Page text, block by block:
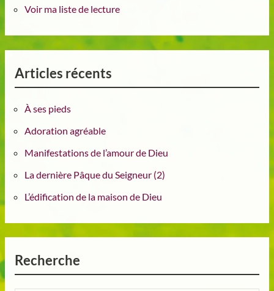
Voir ma liste de lecture
Articles récents
À ses pieds
Adoration agréable
Manifestations de l’amour de Dieu
La dernière Pâque du Seigneur (2)
L’édification de la maison de Dieu
Recherche